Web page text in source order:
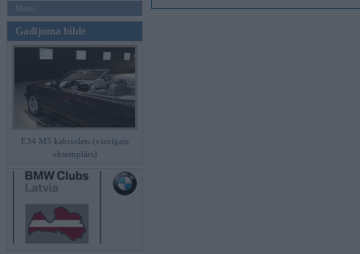
Moto
Gadījuma bilde
E34 M5 kabriolets (vienīgais
eksemplārs)